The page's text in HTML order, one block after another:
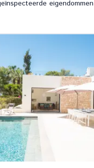
eigendommen